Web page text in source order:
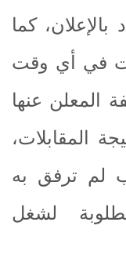
كما
في أي وقت
المعلن عنها
المقابلات،
لم ترفق به
لشغل